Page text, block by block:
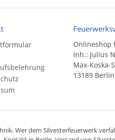
Onlineshop
Inh.: Julius
Max-Koska-
13189 Berlin
. Wer dem Silvesterfeuerwerk